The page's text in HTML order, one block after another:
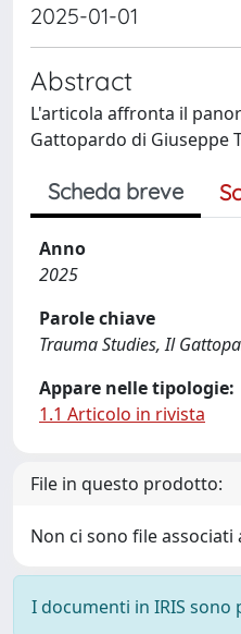
2025-01-01
Abstract
L'articola affronta il
Gattopardo di Giuseppe
Scheda breve
Anno
2025
Parole chiave
Trauma Studies, Il
Appare nelle tipologie:
1.1 Articolo in rivista
File in questo prodotto:
Non ci sono file
I documenti in IRIS